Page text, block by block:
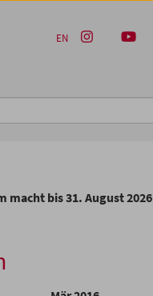
EN
macht bis 31. August 2026